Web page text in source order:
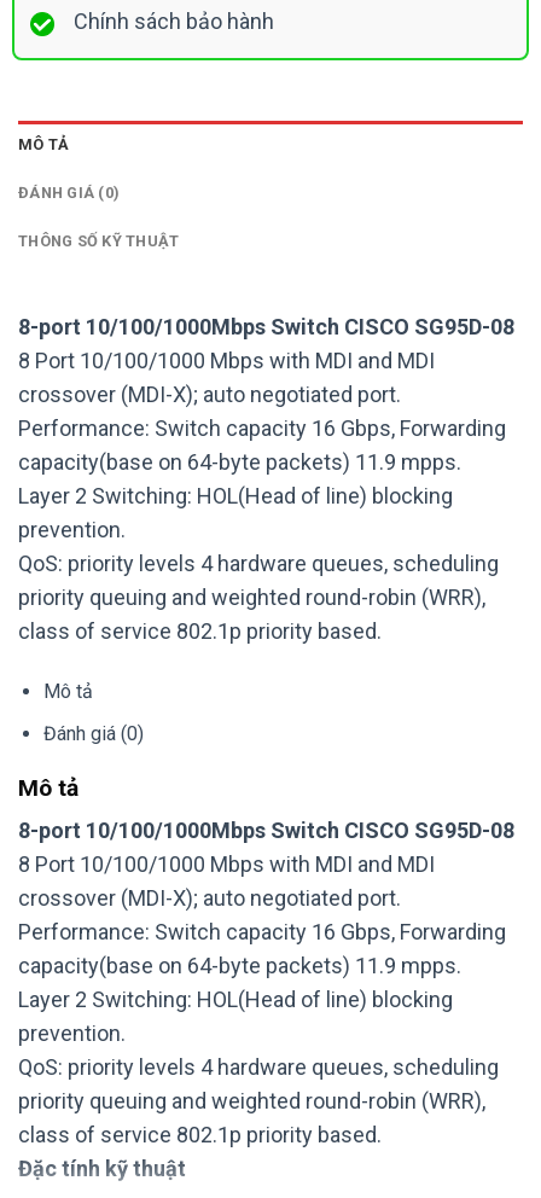
Chính sách bảo hành
MÔ TẢ
ĐÁNH GIÁ (0)
THÔNG SỐ KỸ THUẬT
8-port 10/100/1000Mbps Switch CISCO SG95D-08
8 Port 10/100/1000 Mbps with MDI and MDI
crossover (MDI-X); auto negotiated port.
Performance: Switch capacity 16 Gbps, Forwarding
capacity(base on 64-byte packets) 11.9 mpps.
Layer 2 Switching: HOL(Head of line) blocking
prevention.
QoS: priority levels 4 hardware queues, scheduling
priority queuing and weighted round-robin (WRR),
class of service 802.1p priority based.
Mô tả
Đánh giá (0)
Mô tả
8-port 10/100/1000Mbps Switch CISCO SG95D-08
8 Port 10/100/1000 Mbps with MDI and MDI
crossover (MDI-X); auto negotiated port.
Performance: Switch capacity 16 Gbps, Forwarding
capacity(base on 64-byte packets) 11.9 mpps.
Layer 2 Switching: HOL(Head of line) blocking
prevention.
QoS: priority levels 4 hardware queues, scheduling
priority queuing and weighted round-robin (WRR),
class of service 802.1p priority based.
Đặc tính kỹ thuật